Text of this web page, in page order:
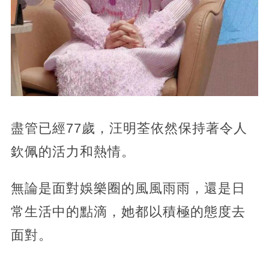
盡管已經77歲，汪明荃依然保持著令人
欽佩的活力和熱情。
無論是面對娛樂圈的風風雨雨，還是日
常生活中的點滴，她都以積極的態度去
面對。